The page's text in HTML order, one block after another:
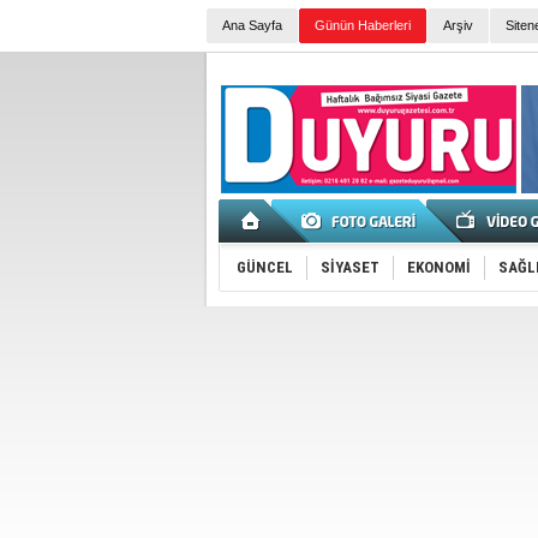
Ana Sayfa Günün Haberleri Arşiv
GÜNCEL SİYASET EKONOMİ